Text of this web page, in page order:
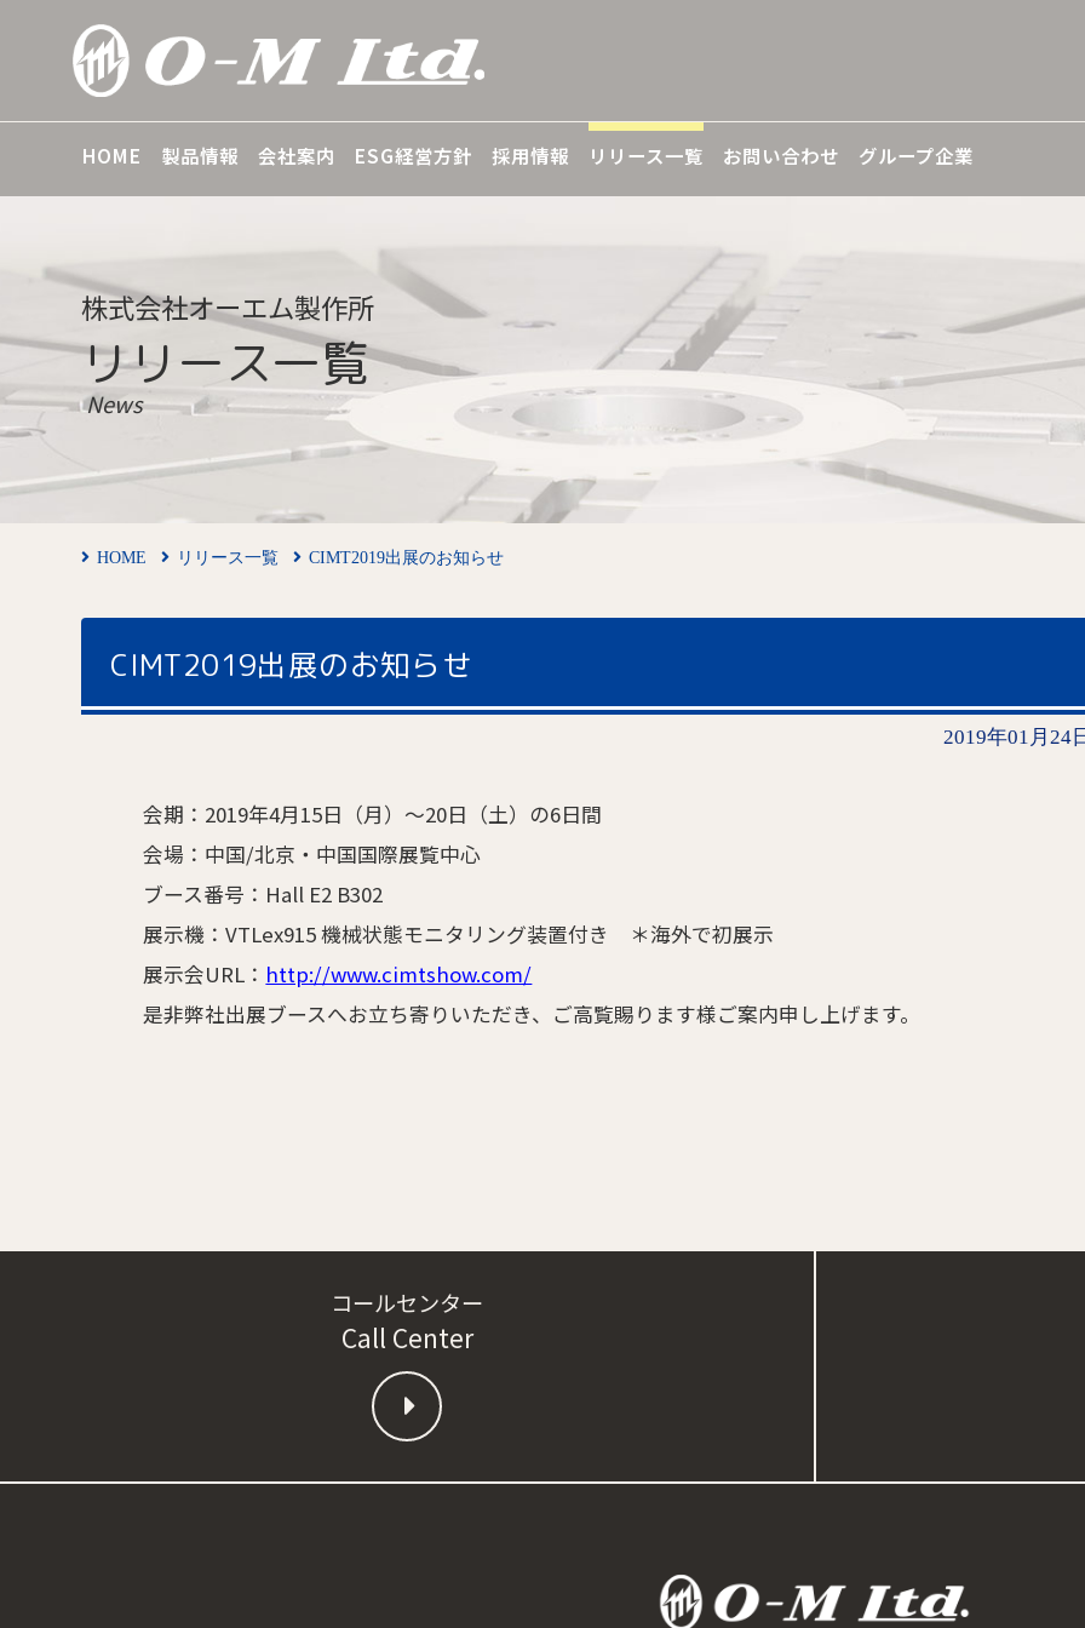
HOME 製品情報 会社案内 ESG経営方針 採用情報 リリース一覧 お問い合わせ グループ企業
株式会社オーエム製作所
リリース一覧
News
HOME リリース一覧 CIMT2019出展のお知らせ
CIMT2019出展のお知らせ
2019年01月24
会期：2019年4月15日（月）～20日（土）の6日間
会場：中国/北京・中国国際展覧中心
ブース番号：Hall E2 B302
展示機：VTLex915 機械状態モニタリング装置付き ＊海外で初展示
展示会URL： http://www.cimtshow.com/
是非弊社出展ブースへお立ち寄りいただき、ご高覧賜ります様ご案内申し上げます。
コールセンター
Call Center